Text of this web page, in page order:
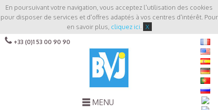
En poursuivant votre navigation, vous acceptez l'utilisation des cookies
pour disposer de services et d'offres adaptés à vos centres d'intérêt. Pour
en savoir plus, cliquez ici X
+33 (0)1 53 00 90 90
MENU